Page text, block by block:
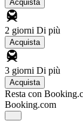
Acquista
2 giorni Di più
Acquista
3 giorni Di più
Acquista
Resta con
Booking.com